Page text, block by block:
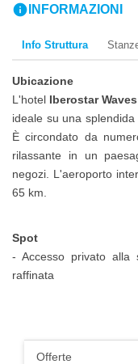
info INFORMAZIONI
Info Struttura
Ubicazione
L'hotel Iberostar
ideale su una
È circondato da
rilassante in un
negozi. L'aeroporto
65 km.
Spot
- Accesso privato alla
raffinata
Offerte